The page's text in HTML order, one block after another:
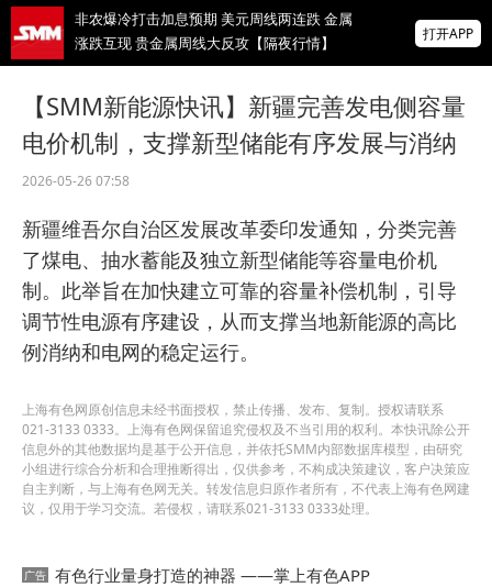
非农爆冷打击加息预期 美元周线两连跌 金属
涨跌互现 贵金属周线大反攻【隔夜行情】
寻锌行业破局发展新机遇
美国拟投30亿美元扶持关键矿产
掌上有色
为有色行业打造的神器
打开APP
【SMM新能源快讯】新疆完善发电侧容量
电价机制，支撑新型储能有序发展与消纳
2026-05-26 07:58
新疆维吾尔自治区发展改革委印发通知，分类完善
了煤电、抽水蓄能及独立新型储能等容量电价机
制。此举旨在加快建立可靠的容量补偿机制，引导
调节性电源有序建设，从而支撑当地新能源的高比
例消纳和电网的稳定运行。
上海有色网原创信息未经书面授权，禁止传播、发布、复制。授权请联系
021-3133 0333。上海有色网保留追究侵权及不当引用的权利。本快讯除公开
信息外的其他数据均是基于公开信息，并依托SMM内部数据库模型，由研究
小组进行综合分析和合理推断得出，仅供参考，不构成决策建议，客户决策应
自主判断，与上海有色网无关。转发信息归原作者所有，不代表上海有色网建
议，仅用于学习交流。若侵权，请联系021-3133 0333处理。
有色行业量身打造的神器 ——掌上有色APP